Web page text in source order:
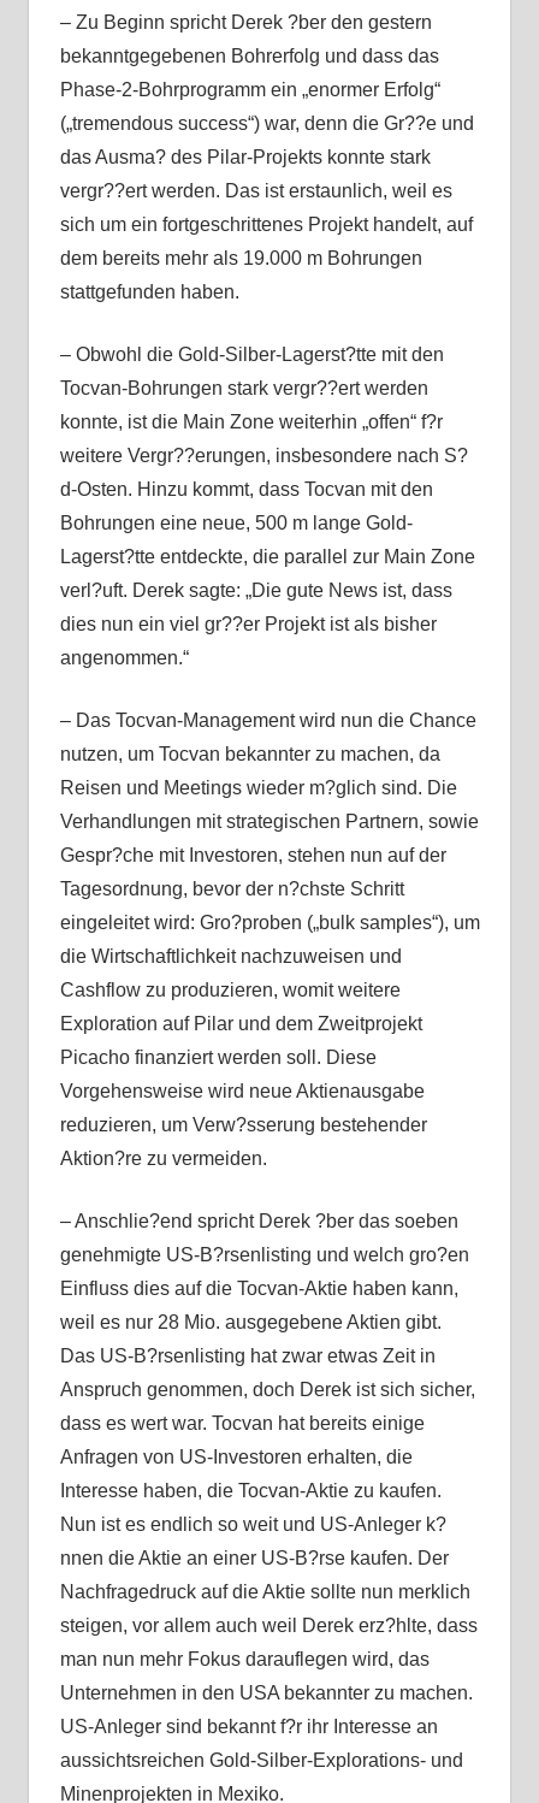
– Zu Beginn spricht Derek ?ber den gestern
bekanntgegebenen Bohrerfolg und dass das
Phase-2-Bohrprogramm ein „enormer Erfolg“
(„tremendous success“) war, denn die Gr??e und
das Ausma? des Pilar-Projekts konnte stark
vergr??ert werden. Das ist erstaunlich, weil es
sich um ein fortgeschrittenes Projekt handelt, auf
dem bereits mehr als 19.000 m Bohrungen
stattgefunden haben.
– Obwohl die Gold-Silber-Lagerst?tte mit den
Tocvan-Bohrungen stark vergr??ert werden
konnte, ist die Main Zone weiterhin „offen“ f?r
weitere Vergr??erungen, insbesondere nach S?
d-Osten. Hinzu kommt, dass Tocvan mit den
Bohrungen eine neue, 500 m lange Gold-
Lagerst?tte entdeckte, die parallel zur Main Zone
verl?uft. Derek sagte: „Die gute News ist, dass
dies nun ein viel gr??er Projekt ist als bisher
angenommen.“
– Das Tocvan-Management wird nun die Chance
nutzen, um Tocvan bekannter zu machen, da
Reisen und Meetings wieder m?glich sind. Die
Verhandlungen mit strategischen Partnern, sowie
Gespr?che mit Investoren, stehen nun auf der
Tagesordnung, bevor der n?chste Schritt
eingeleitet wird: Gro?proben („bulk samples“), um
die Wirtschaftlichkeit nachzuweisen und
Cashflow zu produzieren, womit weitere
Exploration auf Pilar und dem Zweitprojekt
Picacho finanziert werden soll. Diese
Vorgehensweise wird neue Aktienausgabe
reduzieren, um Verw?sserung bestehender
Aktion?re zu vermeiden.
– Anschlie?end spricht Derek ?ber das soeben
genehmigte US-B?rsenlisting und welch gro?en
Einfluss dies auf die Tocvan-Aktie haben kann,
weil es nur 28 Mio. ausgegebene Aktien gibt.
Das US-B?rsenlisting hat zwar etwas Zeit in
Anspruch genommen, doch Derek ist sich sicher,
dass es wert war. Tocvan hat bereits einige
Anfragen von US-Investoren erhalten, die
Interesse haben, die Tocvan-Aktie zu kaufen.
Nun ist es endlich so weit und US-Anleger k?
nnen die Aktie an einer US-B?rse kaufen. Der
Nachfragedruck auf die Aktie sollte nun merklich
steigen, vor allem auch weil Derek erz?hlte, dass
man nun mehr Fokus darauflegen wird, das
Unternehmen in den USA bekannter zu machen.
US-Anleger sind bekannt f?r ihr Interesse an
aussichtsreichen Gold-Silber-Explorations- und
Minenprojekten in Mexiko.